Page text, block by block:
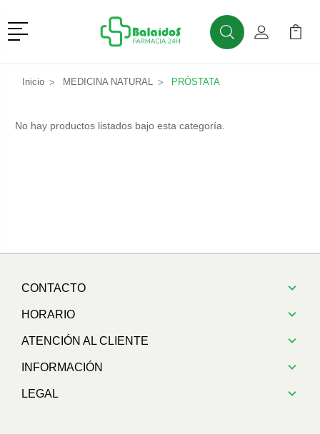
Menú
BuscarMi Cuenta
Mi
Inicio MEDICINA NATURAL PRÓSTATA
No hay productos listados bajo esta categoría.
CONTACTO
HORARIO
ATENCIÓN AL CLIENTE
INFORMACIÓN
LEGAL